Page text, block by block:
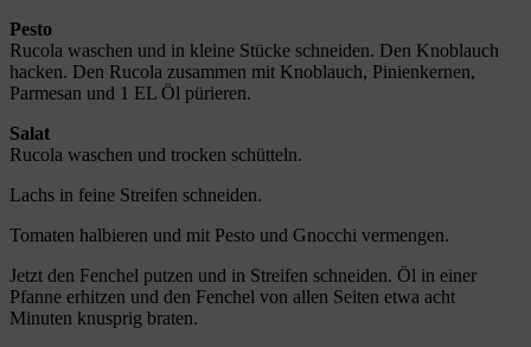
Pesto
Rucola waschen und in kleine Stücke schneiden. Den Knoblauch
hacken. Den Rucola zusammen mit Knoblauch, Pinienkernen,
Parmesan und 1 EL Öl pürieren.
Salat
Rucola waschen und trocken schütteln.
Lachs in feine Streifen schneiden.
Tomaten halbieren und mit Pesto und Gnocchi vermengen.
Jetzt den Fenchel putzen und in Streifen schneiden. Öl in einer
Pfanne erhitzen und den Fenchel von allen Seiten etwa acht
Minuten knusprig braten.